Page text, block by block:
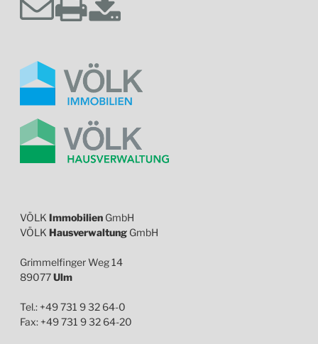
VÖLK Immobilien GmbH
VÖLK Hausverwaltung GmbH
Grimmelfinger Weg 14
89077Ulm
Tel.: +49 731 9 32 64-0
Fax: +49 731 9 32 64-20